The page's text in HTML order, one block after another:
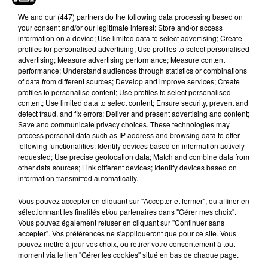
Sometimes, darkness comes from unexpected
places#HarryPotter#CursedChild
pic.twitter.com/TQb68Wtqiz
— J.K. Rowling (@jk_rowling)September 5,
2019
Depuis ce tweet très énigmatique, les fans sont
en ébullition. En effet, J.K Rowling n'avait rien
publié sur son compte twitter depuis le 15 mars
2019. De plus, la présence du hashtag
#cursedchild dans la publication fait référence à la
suite de la saga Harry Potter, sortie en 2016.Les
fans ont donc tout de suite pensé qu’il s’agissait
de l’annonce d’une suite de la pièce de théâtre ou
de l'adaption cinématographique du dernier
épisode d'Harry Potter. Alors, de quoi s'agit-il ? À
l'heure actuelle, ni J.K. Rowling, ni les studios
Warner Bros, n'ont donné plus d'informations.
We and our (447) partnersdo the following data processing based on
your consent and/or our legitimate interest: Store and/or access
information on a device; Use limited data to select advertising; Create
profiles for personalised advertising; Use profiles to select personalised
advertising; Measure advertising performance; Measure content
performance; Understand audiences through statistics or combinations
of data from different sources; Develop and improve services; Create
profiles to personalise content; Use profiles to select personalised
content; Use limited data to select content; Ensure security, prevent and
detect fraud, and fix errors; Deliver and present advertising and content;
Save and communicate privacy choices. These technologies may
process personal data such as IP address and browsing data to offer
following functionalities: Identify devices based on information actively
requested; Use precise geolocation data; Match and combine data from
other data sources; Link different devices; Identify devices based on
information transmitted automatically.
Vous pouvez accepter en cliquant sur "Accepter et fermer", ou affiner en
sélectionnant les finalités et/ou partenaires dans "Gérer mes choix".
Vous pouvez également refuser en cliquant sur "Continuer sans
accepter". Vos préférences ne s'appliqueront que pour ce site. Vous
pouvez mettre à jour vos choix, ou retirer votre consentement à tout
moment via le lien "Gérer les cookies" situé en bas de chaque page.